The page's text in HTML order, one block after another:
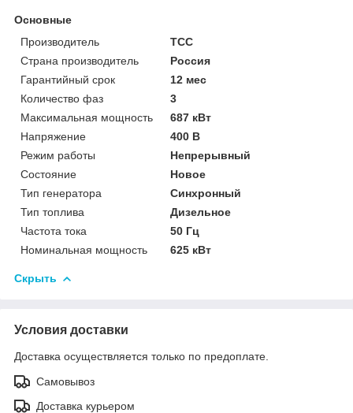
Основные
Производитель
ТСС
Страна производитель
Россия
Гарантийный срок
12 мес
Количество фаз
3
Максимальная мощность
687 кВт
Напряжение
400 В
Режим работы
Непрерывный
Состояние
Новое
Тип генератора
Синхронный
Тип топлива
Дизельное
Частота тока
50 Гц
Номинальная мощность
625 кВт
Скрыть
Условия доставки
Доставка осуществляется только по предоплате.
Самовывоз
Доставка курьером